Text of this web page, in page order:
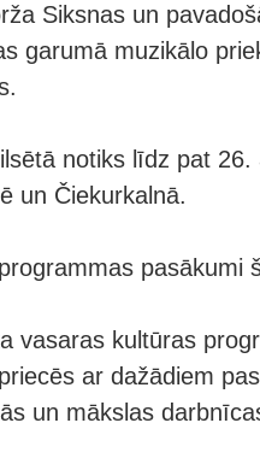
Siksnas un
garumā muzikālo
notiks līdz pat
un Čiekurkalnā.
pasākumi
vasaras kultūras
ar dažādiem
un mākslas